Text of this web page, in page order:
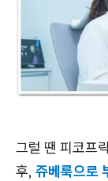
그럴 땐 피코프
후, 쥬베룩으로